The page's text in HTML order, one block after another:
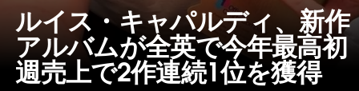
ルイス・キャパルディ、新作
アルバムが全英で今年最高初
週売上で2作連続1位を獲得